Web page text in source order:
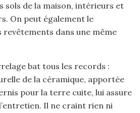
sols de la maison, intérieurs et
On peut également le
revêtements dans une même
bat tous les records :
de la céramique, apportée
pour la terre cuite, lui assure
Il ne craint rien ni